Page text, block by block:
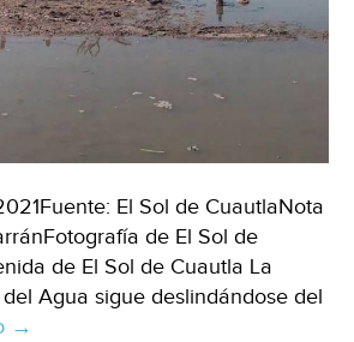
El Sol de CuautlaNota
de El Sol de
de El Sol de Cuautla La
Agua sigue deslindándose del
Morelos:
→